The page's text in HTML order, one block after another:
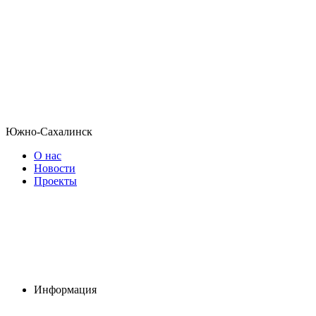
Южно-Сахалинск
О нас
Новости
Проекты
Информация